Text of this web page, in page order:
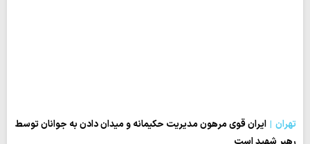
تهران
ایران قوی مرهون مدیریت حکیمانه و میدان دادن به جوانان توسط